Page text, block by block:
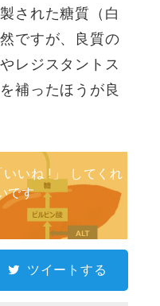
された糖質（白
ですが、良質の
レジスタントス
補ったほうが良
いね !」 してくれ
です
ツイートする